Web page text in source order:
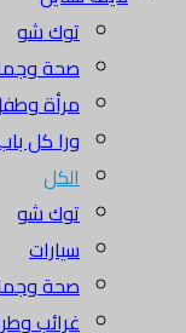
توك شو
صحة
مرأة
ورا كل
الكل
توك شو
سيارات
صحة
غرائب